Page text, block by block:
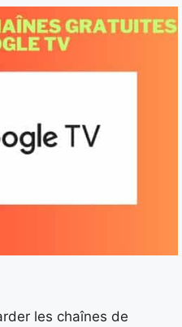
les chaînes de